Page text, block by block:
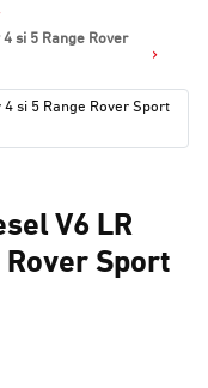
si 5 Range Rover
V6 LR
Sport